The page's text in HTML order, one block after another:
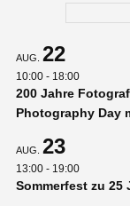
AUG. 22
10:00 - 18:00
200 Jahre
Photography Day
AUG. 23
13:00 - 19:00
Sommerfest zu 25